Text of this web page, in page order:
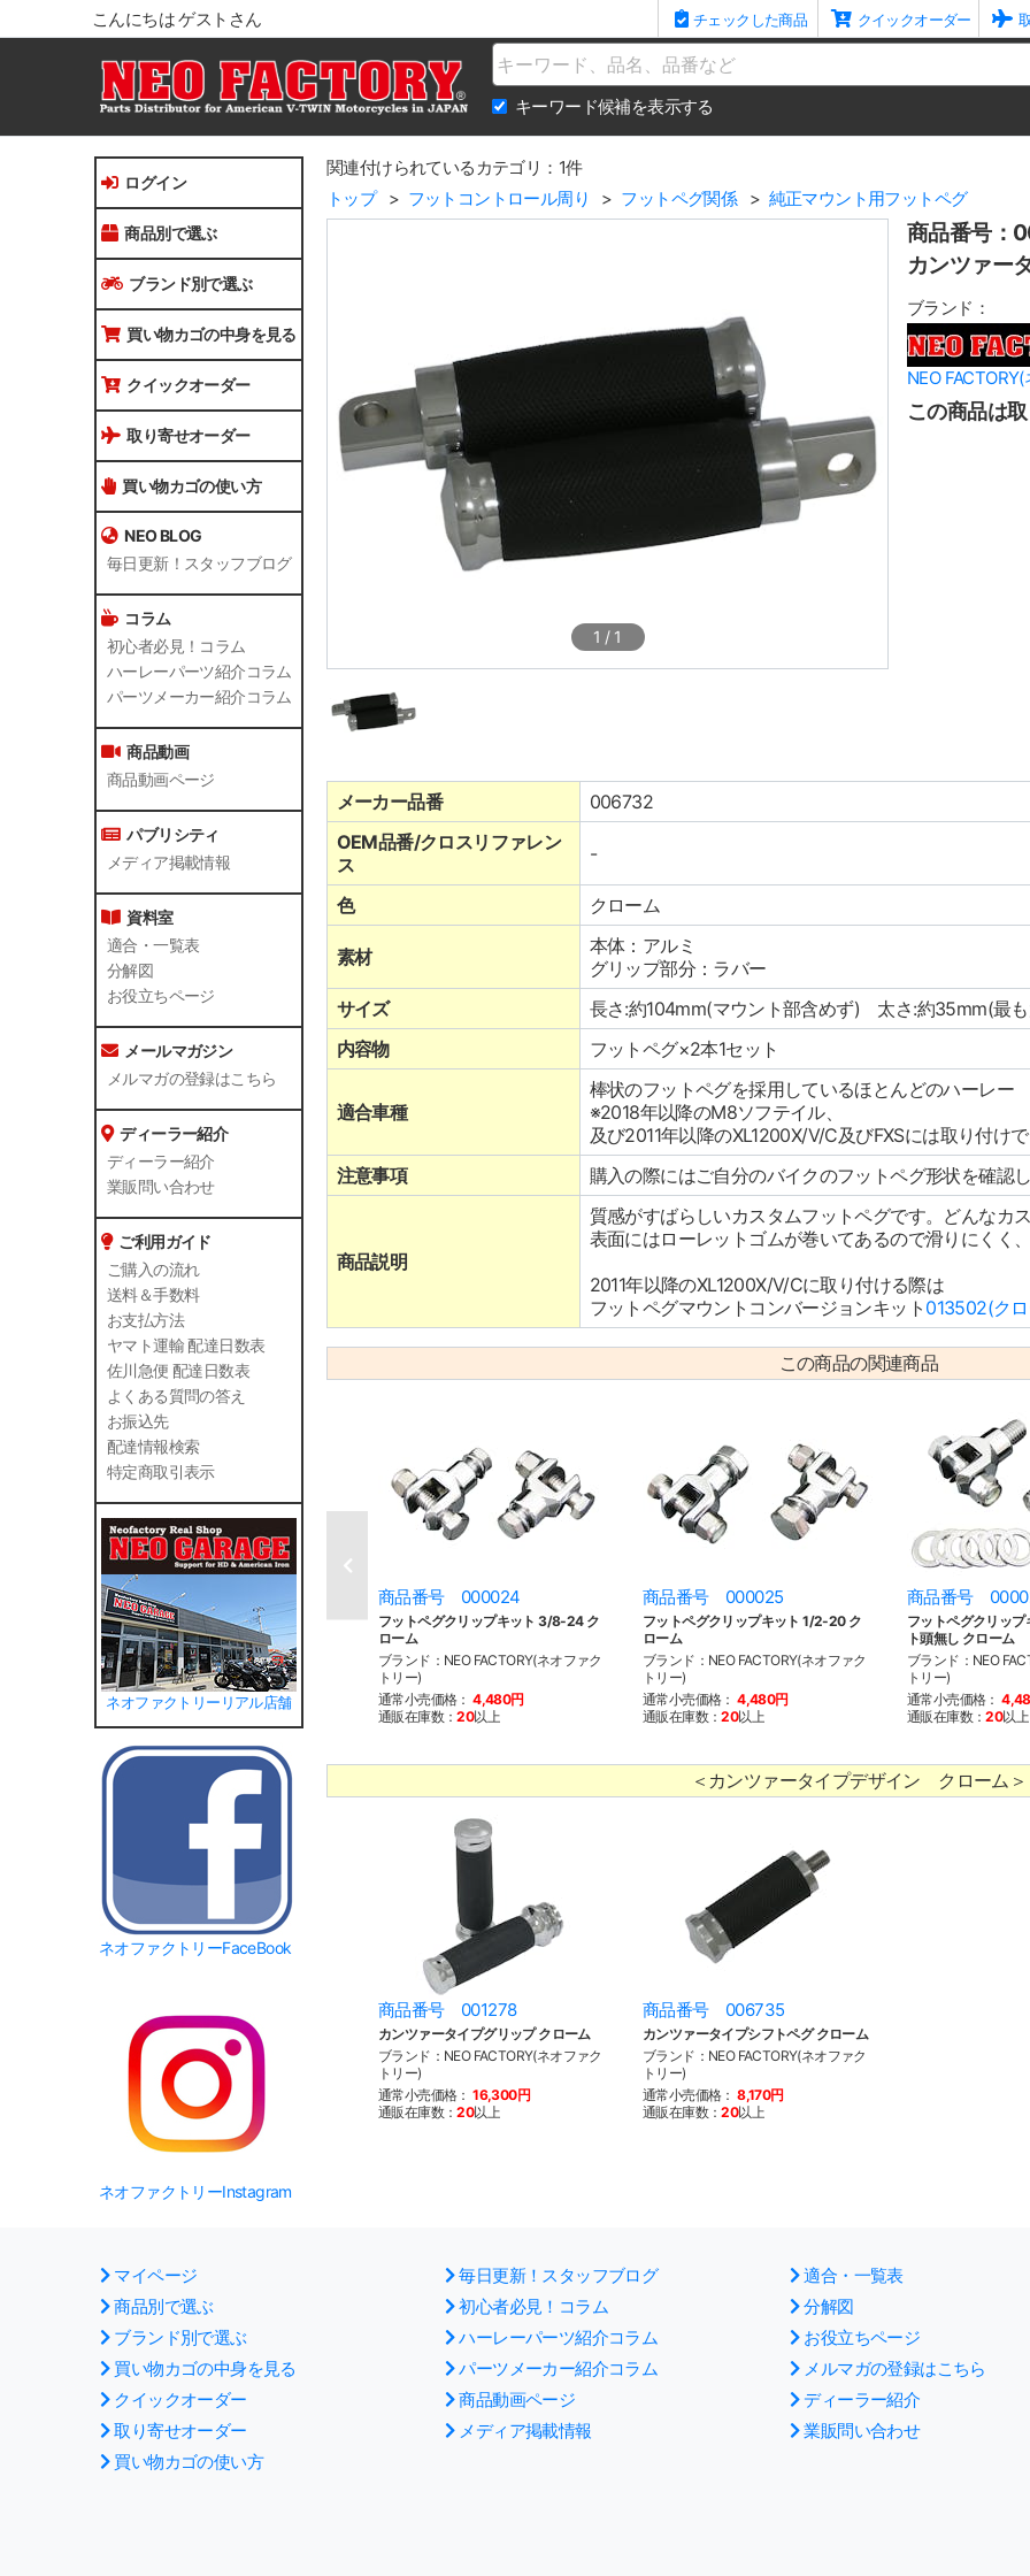
こんにちは ゲストさん チェックした商品 クイックオーダー
Name
キーワード候補を表示する
ログイン
商品別で選ぶ
ブランド別で選ぶ
買い物カゴの中身を見る
クイックオーダー
取り寄せオーダー
買い物カゴの使い方
NEO BLOG
毎日更新！スタッフブログ
コラム
初心者必見！コラム
ハーレーパーツ紹介コラム
パーツメーカー紹介コラム
商品動画
商品動画ページ
パブリシティ
メディア掲載情報
資料室
適合・一覧表
分解図
お役立ちページ
メールマガジン
メルマガの登録はこちら
ディーラー紹介
ディーラー紹介
業販問い合わせ
ご利用ガイド
ご購入の流れ
送料＆手数料
お支払方法
ヤマト運輸 配達日数表
佐川急便 配達日数表
よくある質問の答え
お振込先
配達情報検索
特定商取引表示
ネオファクトリーリアル店舗
ネオファクトリーFaceBook
ネオファクトリーInstagram
関連付けられているカテゴリ：1件
トップ
フットコントロール周り フットペグ関係 純正マウント用フットペグ
1 / 1
商品番号：
カンツァー
ブランド：
NEO
この商品は
メーカー品番
006732
OEM品番/クロスリファレン
ス
-
色 クローム
素材
本体：アルミ
グリップ部分：ラバー
サイズ
長さ:約104mm(マウント部含めず) 太さ:約35mm(最
内容物
フットペグ×2本1セット
適合車種
棒状のフットペグを採用しているほとんどのハーレー
※2018年以降のM8ソフテイル、
及び2011年以降のXL1200X/V/C及びFXSには取り付けで
注意事項
購入の際にはご自分のバイクのフットペグ形状を確認し
商品説明
質感がすばらしいカスタムフットペグです。どんなカ
表面にはローレットゴムが巻いてあるので滑りにくく
2011年以降のXL1200X/V/Cに取り付ける際は
フットペグマウントコンバージョンキット 013502(ク
この商品の関連商品
商品番号 000024
フットペグクリップキット 3/8-24 ク
ローム
ブランド：NEO FACTORY(ネオファク
トリー)
通常小売価格： 4,480円
通販在庫数：20以上
商品番号 000025
フットペグクリップキット 1/2-20 ク
ローム
ブランド：NEO FACTORY(ネオファク
トリー)
通常小売価格： 4,480円
通販在庫数：20以上
商品番号
フットペグクリッ
ト頭無し クローム
ブランド：NEO
トリー)
通常小売価格：
通販在庫数：20以上
＜カンツァータイプデザイン クローム＞
商品番号 001278
カンツァータイプグリップ クローム
ブランド：NEO FACTORY(ネオファク
トリー)
通常小売価格： 16,300円
通販在庫数：20以上
商品番号 006735
カンツァータイプシフトペグ クローム
ブランド：NEO FACTORY(ネオファク
トリー)
通常小売価格： 8,170円
通販在庫数：20以上
マイページ
商品別で選ぶ
ブランド別で選ぶ
買い物カゴの中身を見る
クイックオーダー
取り寄せオーダー
買い物カゴの使い方
毎日更新！スタッフブログ
初心者必見！コラム
ハーレーパーツ紹介コラム
パーツメーカー紹介コラム
商品動画ページ
メディア掲載情報
適合・一覧表
分解図
お役立ちページ
メルマガの登録はこちら
ディーラー紹介
業販問い合わせ